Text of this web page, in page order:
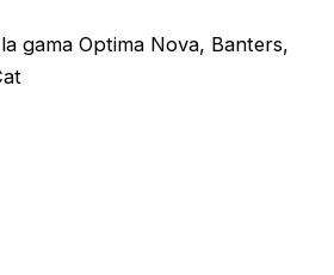
gama Optima Nova, Banters,